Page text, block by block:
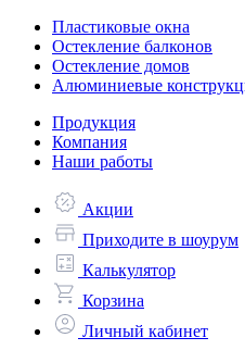
Пластиковые окна
Остекление балконов
Остекление домов
Алюминиевые
Продукция
Компания
Наши работы
Акции
Приходите в шоурум
Калькулятор
Корзина
Личный кабинет